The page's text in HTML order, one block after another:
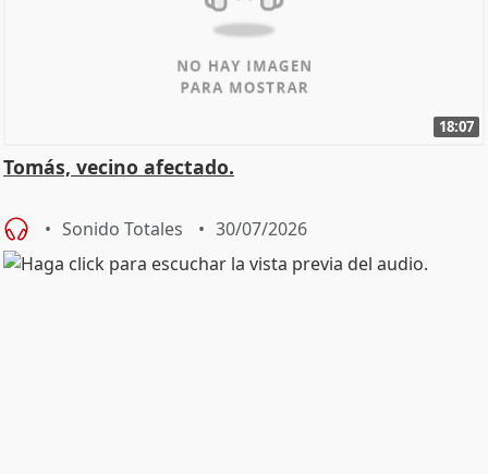
18:07
Tomás, vecino afectado.
Sonido Totales 30/07/2026